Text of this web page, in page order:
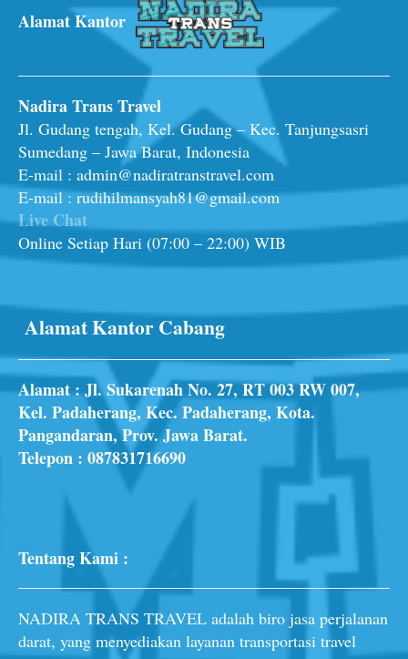
Alamat Kantor
Nadira Trans Travel
Jl. Gudang tengah, Kel. Gudang – Kec. Tanjungsasri
Sumedang – Jawa Barat, Indonesia
E-mail : admin@nadiratranstravel.com
E-mail : rudihilmansyah81@gmail.com
Live Chat
Online Setiap Hari (07:00 – 22:00) WIB
Alamat Kantor Cabang
Alamat : Jl. Sukarenah No. 27, RT 003 RW 007,
Kel. Padaherang, Kec. Padaherang, Kota.
Pangandaran, Prov. Jawa Barat.
Telepon : 087831716690
Tentang Kami :
NADIRA TRANS TRAVEL adalah biro jasa perjalanan
darat, yang menyediakan layanan transportasi travel